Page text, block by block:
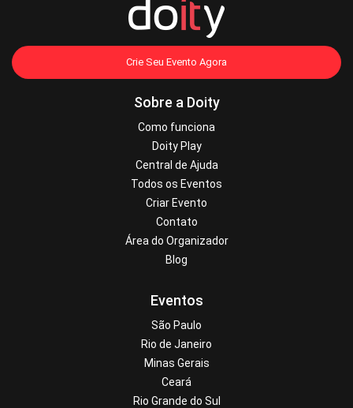
Crie Seu Evento Agora
Sobre a Doity
Como funciona
Doity Play
Central de Ajuda
Todos os Eventos
Criar Evento
Contato
Área do Organizador
Blog
Eventos
São Paulo
Rio de Janeiro
Minas Gerais
Ceará
Rio Grande do Sul